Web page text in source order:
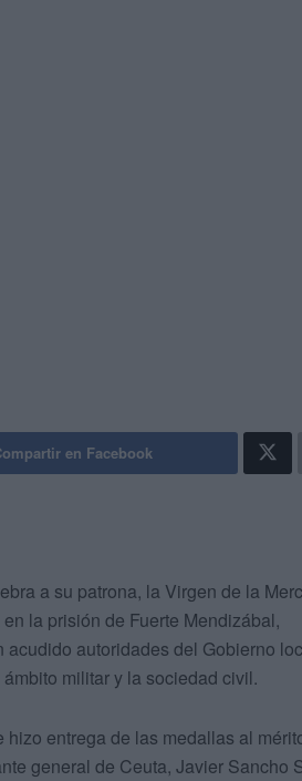
en Facebook
a su patrona, la Virgen de la
la prisión de Fuerte Mendizábal,
autoridades del Gobierno
militar y la sociedad civil.
entrega de las medallas al
general de Ceuta, Javier Sancho